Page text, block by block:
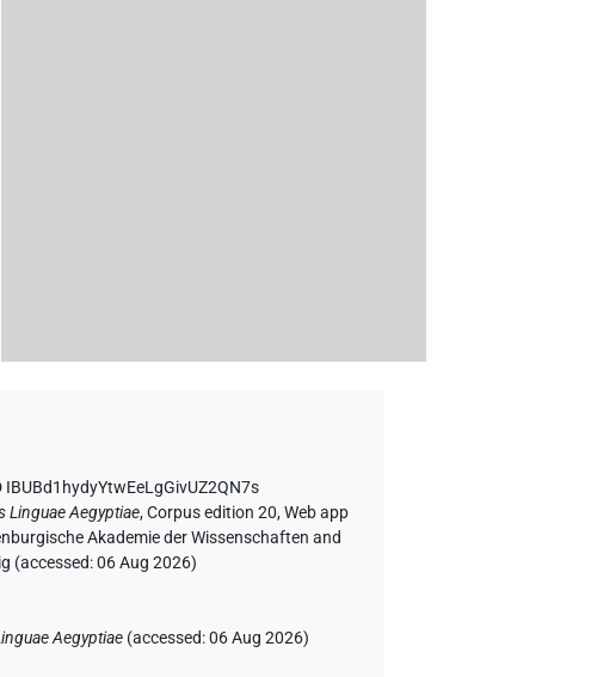
IBUBd1hydyYtwEeLgGivUZ2QN7s
Linguae Aegyptiae,Corpus edition 20, Web app
Akademie der Wissenschaften and
(accessed:06 Aug 2026)
Aegyptiae (accessed:06 Aug 2026)